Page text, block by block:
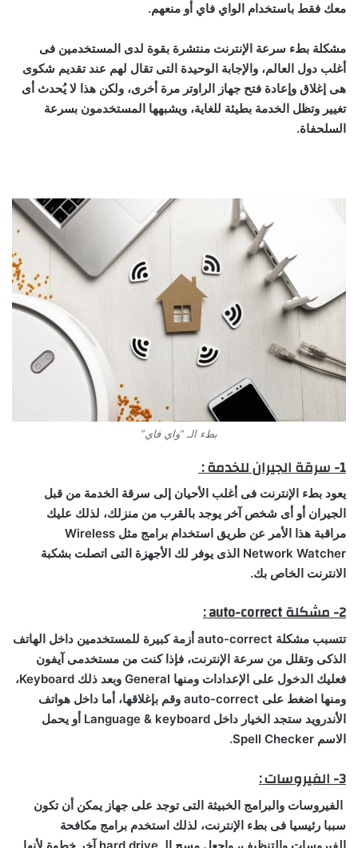
معك فقط باستخدام الواي فاي أو منعهم.
مشكلة بطء سرعة الإنترنت منتشرة بقوة لدى المستخدمين فى
أغلب دول العالم، والإجابة الوحيدة التى تقال لهم عند تقديم شكوى
هى إغلاق وإعادة فتح جهاز الراوتر مرة أخرى، ولكن هذا لا يُحدث أى
تغيير وتظل الخدمة بطيئة للغاية، ويشبهها المستخدمون بسرعة
السلحفاة.
بطء الـ “واي فاي”
1- سرقة الجيران للخدمة :
يعود بطء الإنترنت فى أغلب الأحيان إلى سرقة الخدمة من قبل
الجيران أو أى شخص آخر يوجد بالقرب من منزلك، لذلك عليك
مراقبة هذا الأمر عن طريق استخدام برامج مثل Wireless
Network Watcher الذى يوفر لك الأجهزة التى اتصلت بشكبة
الانترنت الخاص بك.
2- مشكلة auto-correct :
تتسبب مشكلة auto-correct أزمة كبيرة للمستخدمين داخل الهاتف
الذكى وتقلل من سرعة الإنترنت، فإذا كنت من مستخدمى آيفون
فعليك الدخول على الإعدادات ومنها General وبعد ذلك Keyboard،
ومنها اضغط على auto-correct وقم بإغلاقها، أما داخل هواتف
الأندرويد ستجد الخيار داخل Language & keyboard أو يحمل
الاسم Spell Checker.
3- الفيروسات :
الفيروسات والبرامج الخبيثة التى توجد على جهاز يمكن أن تكون
سببا رئيسيا فى بطء الإنترنت، لذلك استخدم برامج مكافحة